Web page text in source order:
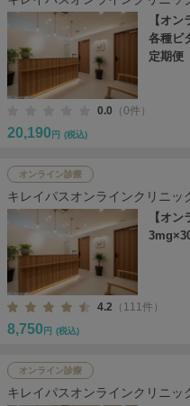
【オ
各種ビ
定期便
0.0 （0件）
20,190 円 (税込)
オンライン診療
キレイパスオンラインクリニッ
【オ
4.2 （111件）
8,750 円 (税込)
オンライン診療
キレイパスオンラインクリニッ